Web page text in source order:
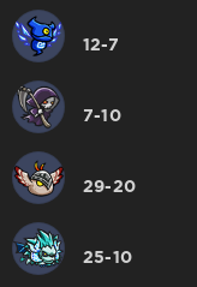
12-7
7-10
29-20
25-10